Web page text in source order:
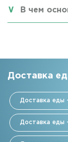
В чем
Доставка
Доставка еды
Доставка еды